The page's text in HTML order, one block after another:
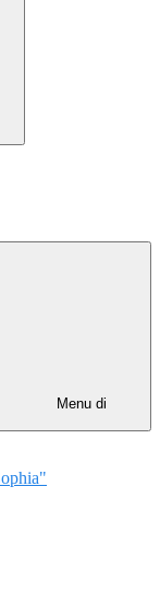
Menu di